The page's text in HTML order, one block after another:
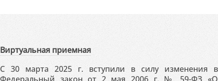
Виртуальная приемная
С 30 марта 2025 г. вступили в силу изменения в